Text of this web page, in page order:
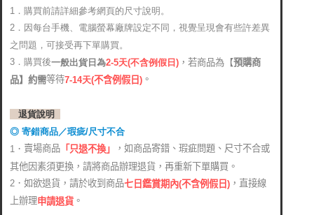
1．購買前請詳細參考網頁的尺寸說明。
2． 因每台手機、電腦螢幕廠牌設定不同，視覺呈現會有些許差異
之問題，可接受再下單購買。
3．購買後一般出貨日為2-5天(不含例假日) ，若商品為【預購商
品】約需等待7-14天(不含例假日) 。
退貨說明
◎ 寄錯商品／瑕疵/尺寸不合
1． 賣場商品 「只退不換」
，如商品寄錯、瑕疵問題、尺寸不合或
其他因素須更換，請將商品辦理退貨，再重新下單購買。
2．如欲退貨，請於收到商品七日鑑賞期內(不含例假日) ，直接線
上辦理申請退貨 。